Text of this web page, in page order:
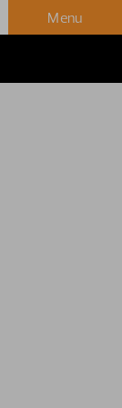
Menu